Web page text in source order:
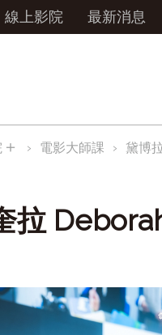
線上影院 最新消息
＋ 電影大師課 黛博
拉